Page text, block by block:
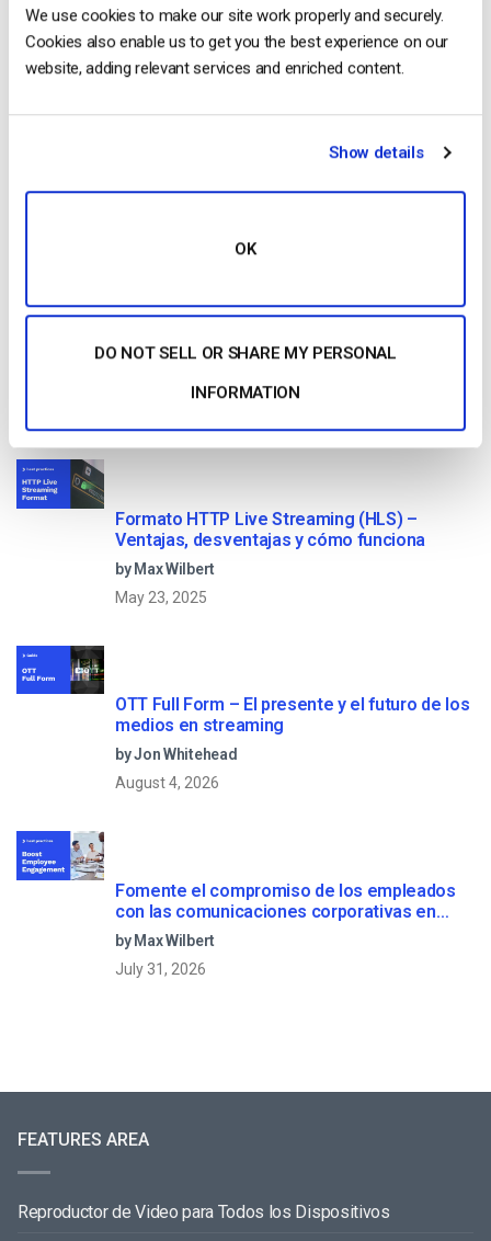
We use cookies to make our site work properly and securely.
Cookies also enable us to get you the best experience on our
website, adding relevant services and enriched content.
Show details
OK
DO NOT SELL OR SHARE MY PERSONAL
INFORMATION
Free 14-Day Trial
10 GB of bandwidth
Read Next
Formato HTTP Live Streaming (HLS) –
Ventajas, desventajas y cómo funciona
by Max Wilbert
May 23, 2025
OTT Full Form – El presente y el futuro de los
medios en streaming
by Jon Whitehead
August 4, 2026
Fomente el compromiso de los empleados
con las comunicaciones corporativas en
directo
by Max Wilbert
July 31, 2026
FEATURES AREA
Reproductor de Video para Todos los Dispositivos